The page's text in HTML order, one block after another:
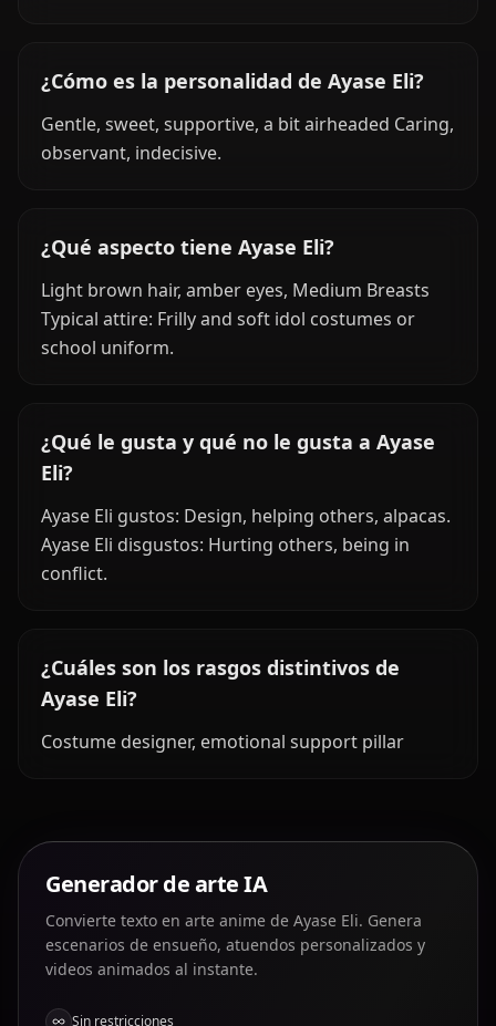
¿Cómo es la personalidad de Ayase Eli?
Gentle, sweet, supportive, a bit airheaded Caring,
observant, indecisive.
¿Qué aspecto tiene Ayase Eli?
Light brown hair, amber eyes, Medium Breasts
Typical attire: Frilly and soft idol costumes or
school uniform.
¿Qué le gusta y qué no le gusta a Ayase
Eli?
Ayase Eli gustos: Design, helping others, alpacas.
Ayase Eli disgustos: Hurting others, being in
conflict.
¿Cuáles son los rasgos distintivos de
Ayase Eli?
Costume designer, emotional support pillar
Generador de arte IA
Convierte texto en arte anime de Ayase Eli. Genera
escenarios de ensueño, atuendos personalizados y
videos animados al instante.
Sin restricciones